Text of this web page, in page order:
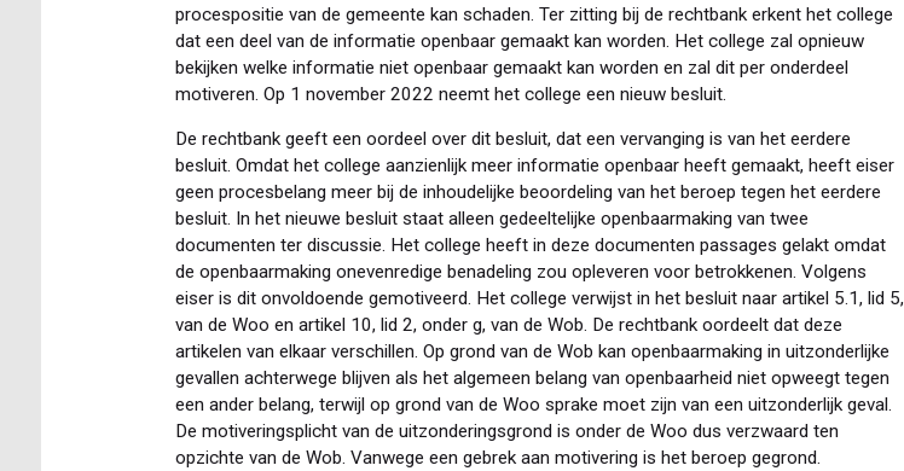
procespositie van de gemeente kan schaden. Ter zitting bij de rechtbank erkent het college
dat een deel van de informatie openbaar gemaakt kan worden. Het college zal opnieuw
bekijken welke informatie niet openbaar gemaakt kan worden en zal dit per onderdeel
motiveren. Op 1 november 2022 neemt het college een nieuw besluit.
De rechtbank geeft een oordeel over dit besluit, dat een vervanging is van het eerdere
besluit. Omdat het college aanzienlijk meer informatie openbaar heeft gemaakt, heeft eiser
geen procesbelang meer bij de inhoudelijke beoordeling van het beroep tegen het eerdere
besluit. In het nieuwe besluit staat alleen gedeeltelijke openbaarmaking van twee
documenten ter discussie. Het college heeft in deze documenten passages gelakt omdat
de openbaarmaking onevenredige benadeling zou opleveren voor betrokkenen. Volgens
eiser is dit onvoldoende gemotiveerd. Het college verwijst in het besluit naar artikel 5.1, lid 5,
van de Woo en artikel 10, lid 2, onder g, van de Wob. De rechtbank oordeelt dat deze
artikelen van elkaar verschillen. Op grond van de Wob kan openbaarmaking in uitzonderlijke
gevallen achterwege blijven als het algemeen belang van openbaarheid niet opweegt tegen
een ander belang, terwijl op grond van de Woo sprake moet zijn van een uitzonderlijk geval.
De motiveringsplicht van de uitzonderingsgrond is onder de Woo dus verzwaard ten
opzichte van de Wob. Vanwege een gebrek aan motivering is het beroep gegrond.